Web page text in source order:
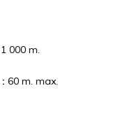
000 m.
60 m. max.